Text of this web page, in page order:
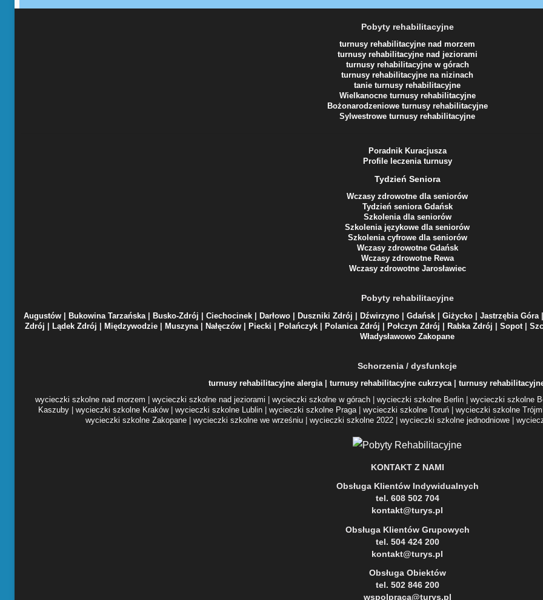
Pobyty rehabilitacyjne
turnusy rehabilitacyjne nad morzem
turnusy rehabilitacyjne nad jeziorami
turnusy rehabilitacyjne w górach
turnusy rehabilitacyjne na nizinach
tanie turnusy rehabilitacyjne
Wielkanocne turnusy rehabilitacyjne
Bożonarodzeniowe turnusy rehabilitacyjne
Sylwestrowe turnusy rehabilitacyjne
Poradnik Kuracjusza
Profile leczenia turnusy
Tydzień Seniora
Wczasy zdrowotne dla seniorów
Tydzień seniora Gdańsk
Szkolenia dla seniorów
Szkolenia językowe dla seniorów
Szkolenia cyfrowe dla seniorów
Wczasy zdrowotne Gdańsk
Wczasy zdrowotne Rewa
Wczasy zdrowotne Jarosławiec
Pobyty rehabilitacyjne
Augustów| Bukowina Tarzańska| Busko-Zdrój | Ciechocinek| Darłowo| Duszniki Zdrój | Dźwirzyno| Gdańsk| Giżycko| Jastrzębia Góra
Zdrój | Lądek Zdrój | Międzywodzie | Muszyna | Nałęczów | Piecki | Polańczyk | Polanica Zdrój | Połczyn Zdrój | Rabka Zdrój | Sopot |
Władysławowo Zakopane
Schorzenia / dysfunkcje
turnusy rehabilitacyjne alergia| turnusy rehabilitacyjne cukrzyca| turnusy
wycieczki szkolne nad morzem
wycieczki szkolne nad jeziorami wycieczki szkolne w górach| wycieczki szkolne Berlin| wycieczki szkolne
Kaszuby
wycieczki szkolne Kraków| wycieczki szkolne Lublin wycieczki szkolne Praga| wycieczki szkolne Toruń
wycieczki szkolne
wycieczki szkolne Zakopane| wycieczki szkolne we wrześniu| wycieczki szkolne 2022| wycieczki szkolne jednodniowe|
KONTAKT Z NAMI
Obsługa Klientów Indywidualnych
tel. 608 502 704
kontakt@turys.pl
Obsługa Klientów Grupowych
tel. 504 424 200
kontakt@turys.pl
Obsługa Obiektów
tel. 502 846 200
wspolpraca@turys.pl